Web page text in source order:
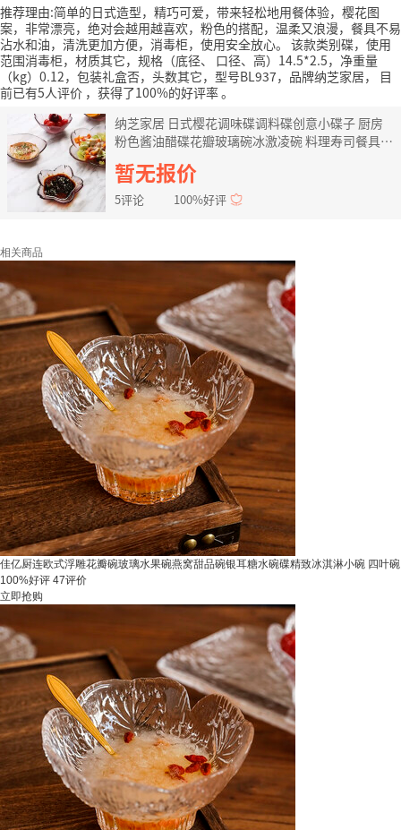
推荐理由:简单的日式造型，精巧可爱，带来轻松地用餐体验，樱花图
案，非常漂亮，绝对会越用越喜欢，粉色的搭配，温柔又浪漫，餐具不易
沾水和油，清洗更加方便，消毒柜，使用安全放心。 该款类别碟，使用
范围消毒柜，材质其它，规格（底径、 口径、高）14.5*2.5，净重量
（kg）0.12，包装礼盒否，头数其它，型号BL937，品牌纳芝家居，
目
前已有5人评价 ，获得了100%的好评率。
纳芝家居 日式樱花调味碟调料碟创意小碟子 厨房
粉色酱油醋碟花瓣玻璃碗冰激凌碗 料理寿司餐具
花瓣碟 18.5*12*3CM
暂无报价
5评论 100%好评
相关商品
佳亿厨连欧式浮雕花瓣碗玻璃水果碗燕窝甜品碗银耳糖水碗碟精致冰淇淋小碗 四叶碗
100%好评 47评价
立即抢购